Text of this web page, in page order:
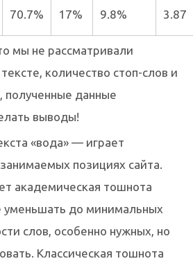
70.7% 17% 9.8% 3.87
мы не рассматривали
количество стоп-слов и
полученные данные
выводы!
«вода» — играет
позициях сайта.
академическая тошнота
уменьшать до минимальных
слов, особенно нужных, но
Классическая тошнота